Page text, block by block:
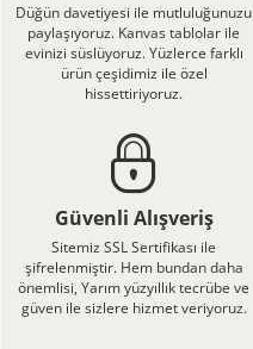
Düğün davetiyesi ile mutluluğunuzu
paylaşıyoruz. Kanvas tablolar ile
evinizi süslüyoruz. Yüzlerce farklı
ürün çeşidimiz ile özel
hissettiriyoruz.
Güvenli Alışveriş
Sitemiz SSL Sertifikası ile
şifrelenmiştir. Hem bundan daha
önemlisi, Yarım yüzyıllık tecrübe ve
güven ile sizlere hizmet veriyoruz.